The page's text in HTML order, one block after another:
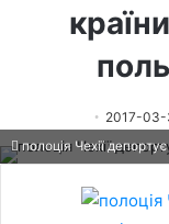
2017-
полоція Чехії